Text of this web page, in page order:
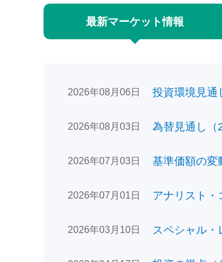
最新マーケット情報
2026年08月06日 投資環境見通
2026年08月03日 為替見通し（
2026年07月03日 基準価額の変
2026年07月01日 アナリスト・
2026年03月10日 スペシャル・